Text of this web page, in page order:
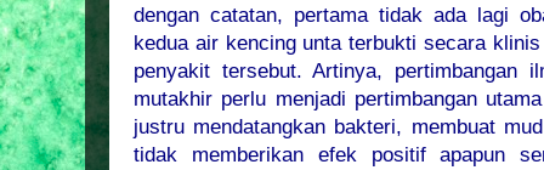
dengan catatan, pertama tidak ada lagi
kedua air kencing unta terbukti secara
penyakit tersebut. Artinya, pertimbangan
mutakhir perlu menjadi pertimbangan
justru mendatangkan bakteri, membuat
tidak memberikan efek positif apapun